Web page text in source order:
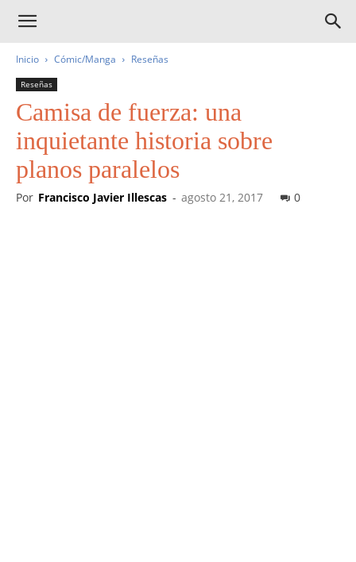
Inicio Cómic/Manga Reseñas
Reseñas
Camisa de fuerza: una
inquietante historia sobre
planos paralelos
Por Francisco Javier Illescas - agosto 21, 2017 0